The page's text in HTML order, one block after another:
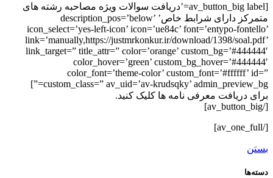
[av_button_big label=’دریافت سوالات ویژه مصاحبه رشته های
متمرکز دارای شرابط خاص’ description_pos=’below’
icon_select=’yes-left-icon’ icon=’ue84c’ font=’entypo-fontello’
link=’manually,https://justmrkonkur.ir/download/1398/soal.pdf’
link_target=” title_attr=” color=’orange’ custom_bg=’#444444′
color_hover=’green’ custom_bg_hover=’#444444′
color_font=’theme-color’ custom_font=’#ffffff’ id=”
custom_class=” av_uid=’av-krudsqky’ admin_preview_bg=”]
برای دریافت معرفی نامه ها کلیک کنید.
[/av_button_big]
[/av_one_full]
بستن
دسته‌ها